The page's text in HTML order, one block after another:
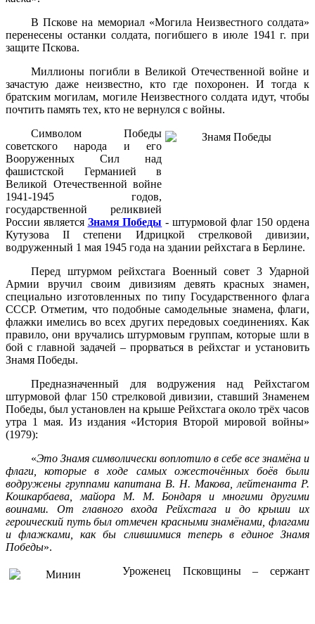
В Пскове на мемориал «Могила Неизвестного солдата»
перенесены останки солдата, погибшего в июле 1941 г. при
защите Пскова.
Миллионы погибли в Великой Отечественной войне и
зачастую даже неизвестно, кто где похоронен. И тогда к
братским могилам, могиле Неизвестного солдата идут, чтобы
почтить память тех, кто не вернулся с войны.
Символом Победы
советского народа и его
Вооруженных Сил над
фашистской Германией в
Великой Отечественной войне
1941-1945 годов,
государственной реликвией
России является Знамя Победы - штурмовой флаг 150 ордена
Кутузова II степени Идрицкой стрелковой дивизии,
водруженный 1 мая 1945 года на здании рейхстага в Берлине.
Перед штурмом рейхстага Военный совет 3 Ударной
Армии вручил своим дивизиям девять красных знамен,
специально изготовленных по типу Государственного флага
СССР. Отметим, что подобные самодельные знамена, флаги,
флажки имелись во всех других передовых соединениях. Как
правило, они вручались штурмовым группам, которые шли в
бой с главной задачей – прорваться в рейхстаг и установить
Знамя Победы.
Предназначенный для водружения над Рейхстагом
штурмовой флаг 150 стрелковой дивизии, ставший Знаменем
Победы, был установлен на крыше Рейхстага около трёх часов
утра 1 мая. Из издания «История Второй мировой войны»
(1979):
«Это Знамя символически воплотило в себе все знамёна и
флаги, которые в ходе самых ожесточённых боёв были
водружены группами капитана В. Н. Макова, лейтенанта Р.
Кошкарбаева, майора М. М. Бондаря и многими другими
воинами. От главного входа Рейхстага и до крыши их
героический путь был отмечен красными знамёнами, флагами
и флажками, как бы слившимися теперь в единое Знамя
Победы».
Уроженец Псковщины – сержант